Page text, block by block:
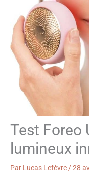
Test Foreo
lumineux
Par Lucas Lefèvre/28